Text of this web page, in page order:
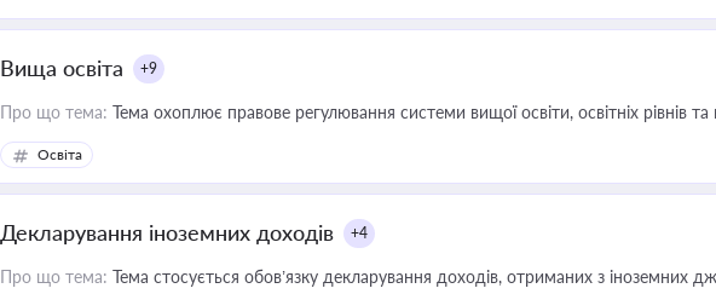
Вища освіта +9
Про що тема: Тема охоплює правове регулювання системи вищої освіти, освітніх рівнів та
Освіта
Декларування іноземних доходів +4
Про що тема: Тема стосується обов’язку декларування доходів, отриманих з іноземних